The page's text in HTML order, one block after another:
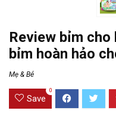
Review bỉm cho
bỉm hoàn hảo
Mẹ & Bé
Save
0